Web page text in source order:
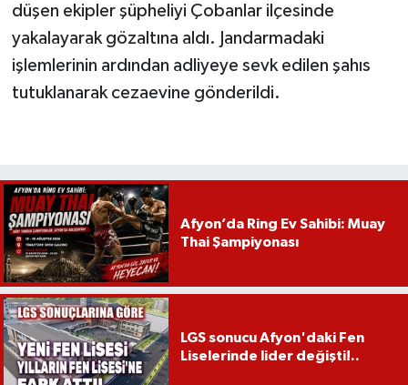
düşen ekipler şüpheliyi Çobanlar ilçesinde
yakalayarak gözaltına aldı. Jandarmadaki
işlemlerinin ardından adliyeye sevk edilen şahıs
tutuklanarak cezaevine gönderildi.
Afyon’da Ring Ev Sahibi: Muay
Thai Şampiyonası
LGS sonucu Afyon'daki Fen
Liselerinde lider değişti!..